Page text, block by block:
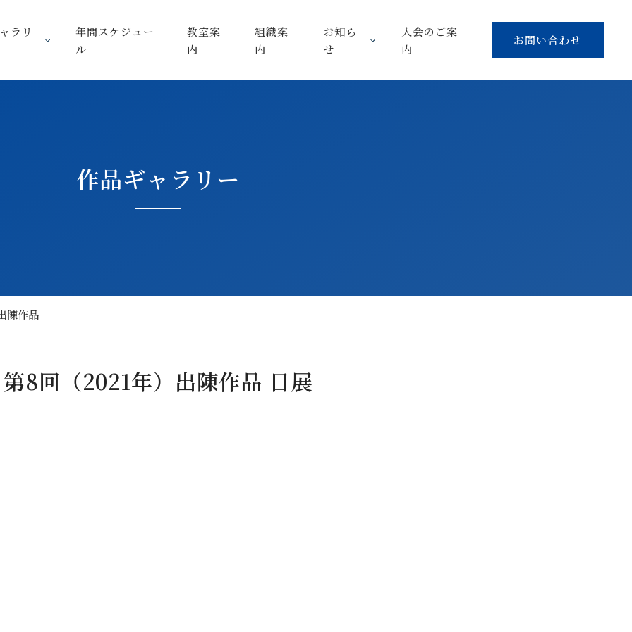
ラリ
年間スケジュー
ル
教室案
内
組織案
内
お知ら
せ
入会のご案
内
お問い合わせ
作品ギャラリー
陳作品
第8回（2021年）出陳作品 日展